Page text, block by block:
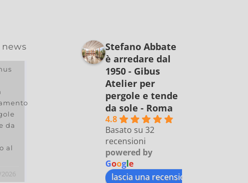
da
al
Stefano Abbate
è arredare dal
1950 - Gibus
Atelier per
pergole e tende
da sole - Roma
4.8
Basato su 32
recensioni
powered by
Google
lascia una recensione su